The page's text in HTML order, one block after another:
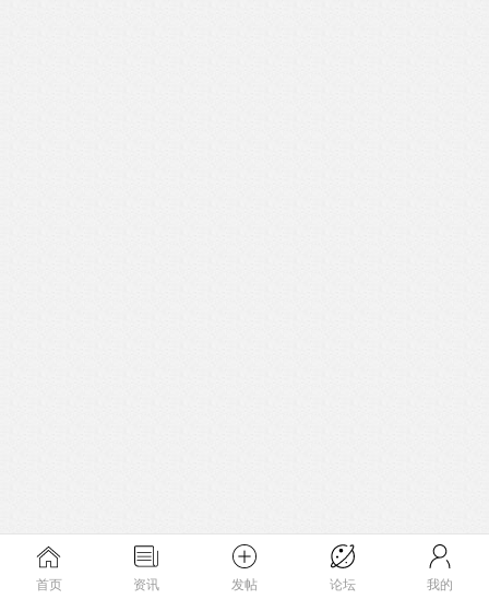
首页 资讯 发帖 论坛 我的